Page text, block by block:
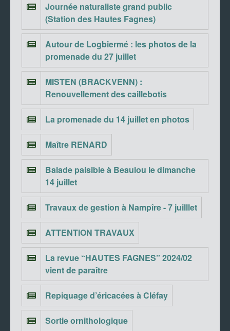
Journée naturaliste grand public
(Station des Hautes Fagnes)
Autour de Logbiermé : les photos de la
promenade du 27 juillet
MISTEN (BRACKVENN) :
Renouvellement des caillebotis
La promenade du 14 juillet en photos
Maître RENARD
Balade paisible à Beaulou le dimanche
14 juillet
Travaux de gestion à Nampîre - 7 juilllet
ATTENTION TRAVAUX
La revue “HAUTES FAGNES” 2024/02
vient de paraître
Repiquage d’éricacées à Cléfay
Sortie ornithologique